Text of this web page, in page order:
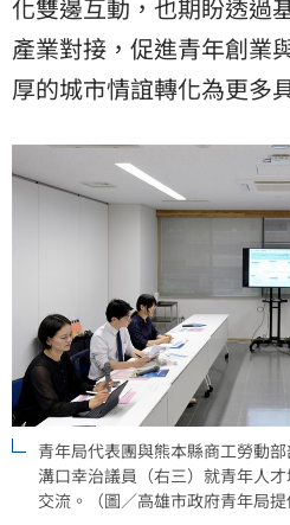
化雙邊互動，也期盼透過
產業對接，促進青年創業
厚的城市情誼轉化為更多
青年局代表團與熊本縣商工勞動
溝口幸治議員（右三）就青年人
交流。（圖／高雄市政府青年局提